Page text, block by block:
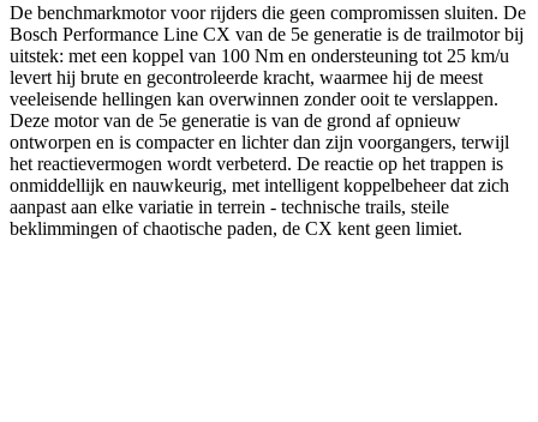
De benchmarkmotor voor rijders die geen compromissen sluiten. De
Bosch Performance Line CX van de 5e generatie is de trailmotor bij
uitstek: met een koppel van 100 Nm en ondersteuning tot 25 km/u
levert hij brute en gecontroleerde kracht, waarmee hij de meest
veeleisende hellingen kan overwinnen zonder ooit te verslappen.
Deze motor van de 5e generatie is van de grond af opnieuw
ontworpen en is compacter en lichter dan zijn voorgangers, terwijl
het reactievermogen wordt verbeterd. De reactie op het trappen is
onmiddellijk en nauwkeurig, met intelligent koppelbeheer dat zich
aanpast aan elke variatie in terrein - technische trails, steile
beklimmingen of chaotische paden, de CX kent geen limiet.